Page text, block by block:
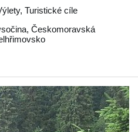
Turistické cíle
, Českomoravská